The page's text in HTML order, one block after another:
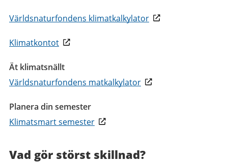
Världsnaturfondens klimatkalkylator
Klimatkontot
Ät klimatsnällt
Världsnaturfondens matkalkylator
Planera din semester
Klimatsmart semester
Vad gör störst skillnad?